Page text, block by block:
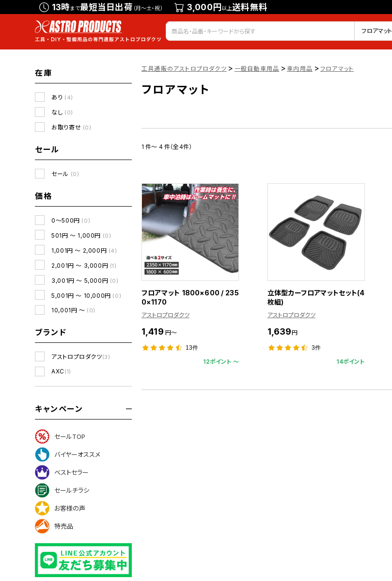
13時まで最短当日出荷 （月～土・祝） 3,000円以上送料無料
会員登録 ログイン お気に入り
フロアマット
在庫
あり (4)
なし (0)
お取り寄せ (0)
セール
セール (0)
価格
0～500円 (0)
501円 ～ 1,000円 (0)
1,001円 ～ 2,000円 (4)
2,001円 ～ 3,000円 (1)
3,001円 ～ 5,000円 (0)
5,001円 ～ 10,000円 (0)
10,001円 ～ (0)
ブランド
アストロプロダクツ(3)
AXC (1)
キャンペーン
セールTOP
バイヤーオススメ
ベストセラー
セールチラシ
お客様の声
特売品
工具通販のアストロプロダクツ > 一般自動車用品 > 車内用品 > フロアマット
フロアマット
1 件～ 4 件（全4件）
フロアマット 1800×600 / 235
0×1170
アストロプロダクツ
1,419 円～
13件
12ポイント 〜
立体型カーフロアマットセット(4
枚組)
アストロプロダクツ
1,639円
3件
14ポイント